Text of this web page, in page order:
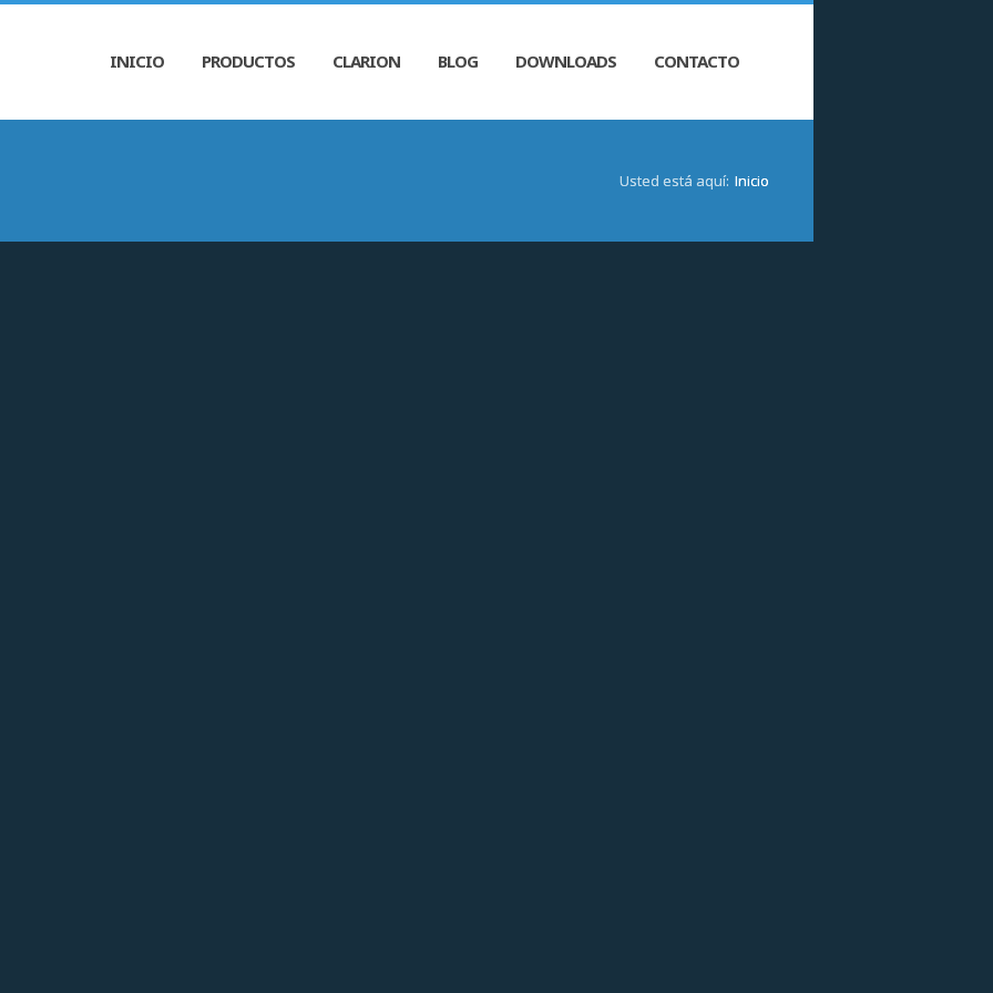
INICIO PRODUCTOS CLARION BLOG DOWNLOADS CONTACTO
Usted está aquí: Inicio